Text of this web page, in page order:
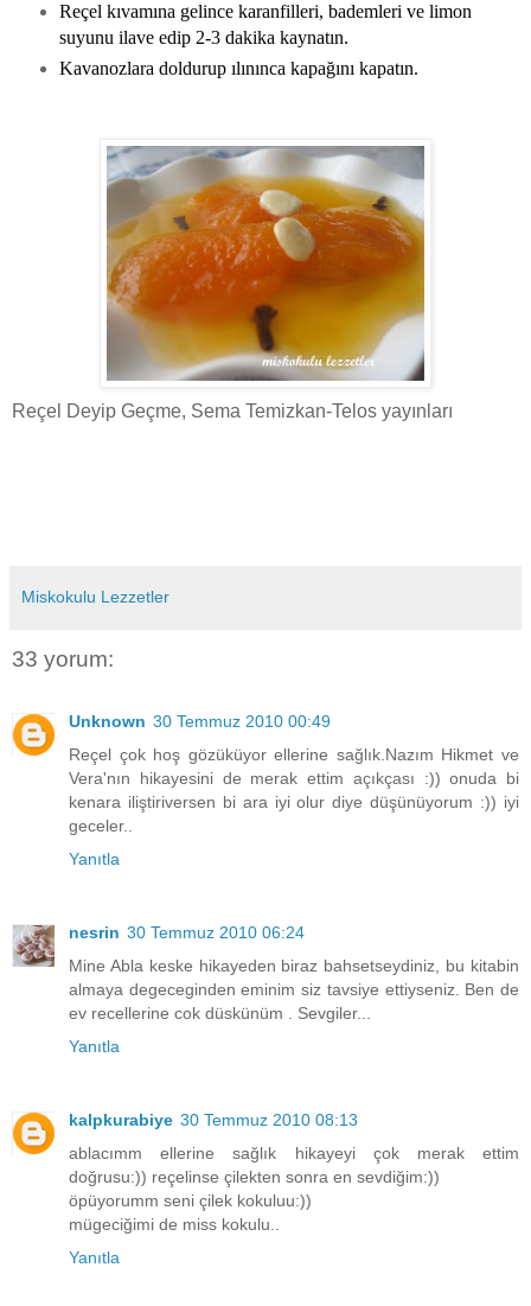
Reçel kıvamına gelince karanfilleri, bademleri ve limon
suyunu ilave edip 2-3 dakika kaynatın.
Kavanozlara doldurup ılınınca kapağını kapatın.
Reçel Deyip Geçme, Sema Temizkan-Telos yayınları
Miskokulu Lezzetler
33 yorum:
Unknown 30 Temmuz 2010 00:49
Reçel çok hoş gözüküyor ellerine sağlık.Nazım Hikmet ve
Vera'nın hikayesini de merak ettim açıkçası :)) onuda bi
kenara iliştiriversen bi ara iyi olur diye düşünüyorum :)) iyi
geceler..
Yanıtla
nesrin 30 Temmuz 2010 06:24
Mine Abla keske hikayeden biraz bahsetseydiniz, bu kitabin
almaya degeceginden eminim siz tavsiye ettiyseniz. Ben de
ev recellerine cok düskünüm . Sevgiler...
Yanıtla
kalpkurabiye 30 Temmuz 2010 08:13
ablacımm ellerine sağlık hikayeyi çok merak ettim
doğrusu:)) reçelinse çilekten sonra en sevdiğim:))
öpüyorumm seni çilek kokuluu:))
mügeciğimi de miss kokulu..
Yanıtla